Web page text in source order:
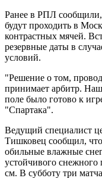
Ранее в РПЛ сообщили,
будут проходить в
контрастных мячей.
резервные даты в
условий.
"Решение о том,
принимает арбитр.
поле было готово к
"Спартака".
Ведущий специалист
Тишковец сообщил,
обильные влажные
устойчивого снежного
см. В субботу три